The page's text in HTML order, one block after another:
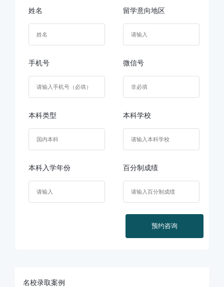
姓名 留学意向地区
手机号 微信号
本科类型 本科学校
本科入学年份 百分制成绩
预约咨询
名校录取案例